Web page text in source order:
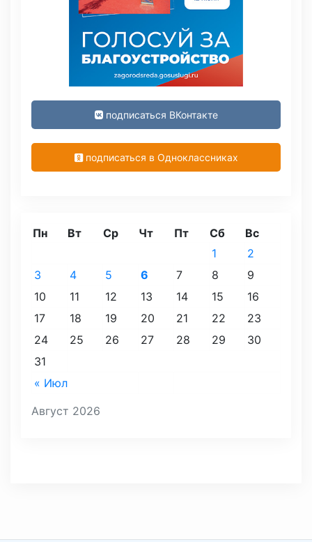
подписаться ВКонтакте
подписаться в Одноклассниках
Август 2026
Пн Вт Ср Чт Пт Сб Вс
« Июл
1
2
3
4 5 6 7 8
9
10
11 12 13 14 15
16
17
18 19 20 21 22
23
24
25 26 27 28 29
30
31